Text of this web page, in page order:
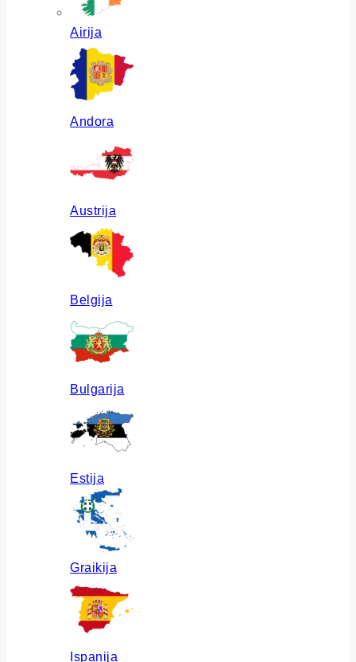
Airija
Andora
Austrija
Belgija
Bulgarija
Estija
Graikija
Ispanija